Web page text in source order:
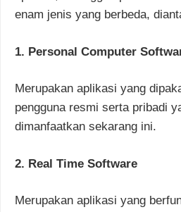
enam jenis yang berbeda,
1. Personal Computer
Merupakan aplikasi yang
pengguna resmi serta pribadi
dimanfaatkan sekarang ini.
2. Real Time Software
Merupakan aplikasi yang